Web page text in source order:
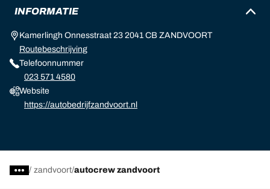
INFORMATIE
Kamerlingh Onnesstraat 23 2041 CB ZANDVOORT
Routebeschrijving
Telefoonnummer
023 571 4580
Website
https://autobedrijfzandvoort.nl
/ zandvoort autocrew zandvoort